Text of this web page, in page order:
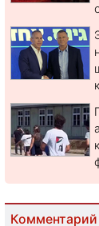
Комментарий